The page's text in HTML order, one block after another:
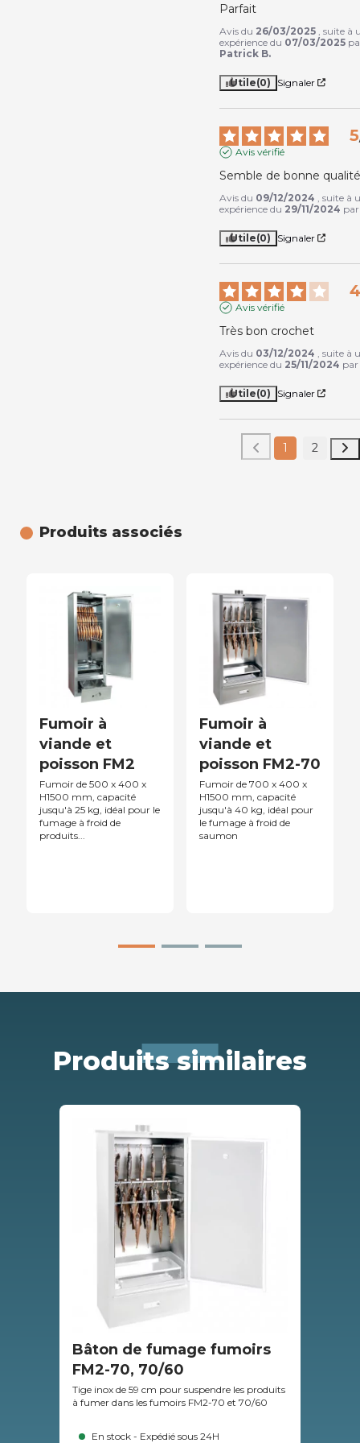
Parfait
Avis du 26/03/2025 , suite à
expérience du 07/03/2025
Patrick B.
Utile(0) Signaler
5
Avis vérifié
Semble de bonne
Avis du 09/12/2024
, suite à
expérience du 29/11/2024
Utile(0) Signaler
Avis vérifié
Très bon crochet
Avis du 03/12/2024
, suite à
expérience du 25/11/2024
Utile(0) Signaler
1 2
Produits associés
Fumoir à
viande et
poisson FM2
Fumoir de 500 x 400 x
H1500 mm, capacité
jusqu'à 25 kg, idéal pour le
fumage à froid de
produits...
Fumoir à
viande et
poisson FM2-70
Fumoir de 700 x 400 x
H1500 mm, capacité
jusqu'à 40 kg, idéal pour
le fumage à froid de
saumon
Produits similaires
Bâton de fumage fumoirs
FM2-70, 70/60
Tige inox de 59 cm pour suspendre les produits
à fumer dans les fumoirs FM2-70 et 70/60
En stock - Expédié sous 24H